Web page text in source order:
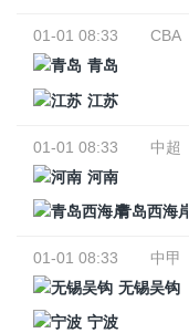
01-01 08:33
CBA
青岛
江苏
01-01 08:33
中超
河南
青岛西海岸
01-01 08:33
中甲
无锡吴钩
宁波